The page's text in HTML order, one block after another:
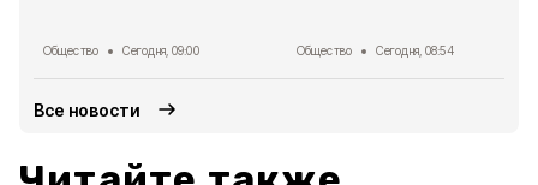
Общество Сегодня, 09:00 Общество Сегодня, 08:54
Все новости